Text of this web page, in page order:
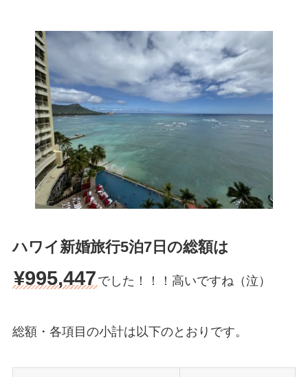
ハワイ新婚旅行5泊7日 の総額は
¥995,447 でした！！！高いですね（泣）
総額・各項目の小計は以下のとおりです。